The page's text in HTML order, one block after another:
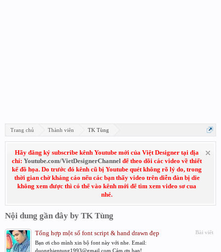
Trang chủ Thành viên TK Tùng
Hãy đăng ký subscribe kênh Youtube mới của Việt Designer tại địa
chỉ: Youtube.com/VietDesignerChannel để theo dõi các video về thiết
kế đồ họa. Do trước đó kênh cũ bị Youtube quét không rõ lý do, trong
thời gian chờ kháng cáo nếu các bạn thấy video trên diễn đàn bị die
không xem được thì có thể vào kênh mới để tìm xem video sơ cua
nhé.
Nội dung gần đây by TK Tùng
Bài viết
Tổng hợp một số font script & hand drawn đẹp
Bạn ơi cho mình xin bộ font này với nhe. Email:
duonghientung1993@gmail.com Cám ơn bạn!